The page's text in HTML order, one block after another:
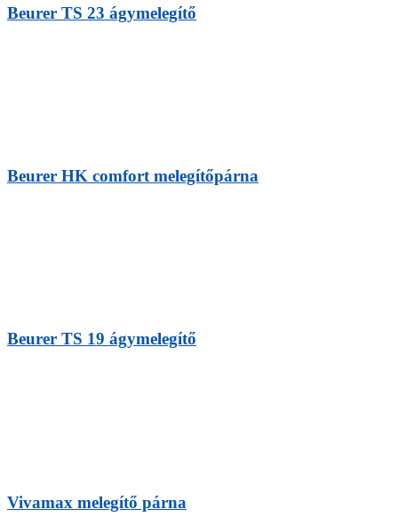
Beurer TS 23 ágymelegítő
Beurer HK comfort melegítőpárna
Beurer TS 19 ágymelegítő
Vivamax melegítő párna